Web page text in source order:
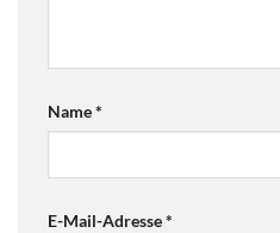
Name*
E-Mail-Adresse*